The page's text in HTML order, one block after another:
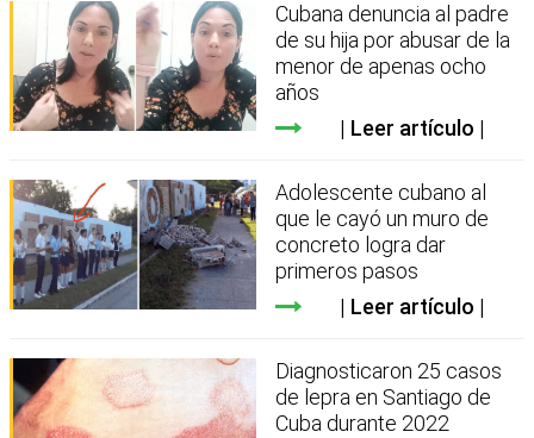
Cubana denuncia al padre
de su hija por abusar de la
menor de apenas ocho
años
Leer artículo
Adolescente cubano al
que le cayó un muro de
concreto logra dar
primeros pasos
Leer artículo
Diagnosticaron 25 casos
de lepra en Santiago de
Cuba durante 2022